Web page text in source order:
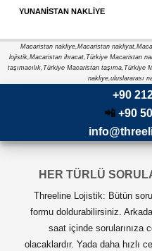
YUNANISTAN NAKLIYE
Macaristan nakliye,Macaristan
lojistik,Macaristan ihracat,Türkiye Macaristan
taşımacılık,Türkiye Macaristan taşıma,Türkiye
nakliye,uluslararası
+90
📲 +90
HER TÜRLÜ
Threeline Lojistik: Bütün
formu doldurabilirsiniz.
saat içinde sorularınıza
olacaklardır. Yada daha hızlı